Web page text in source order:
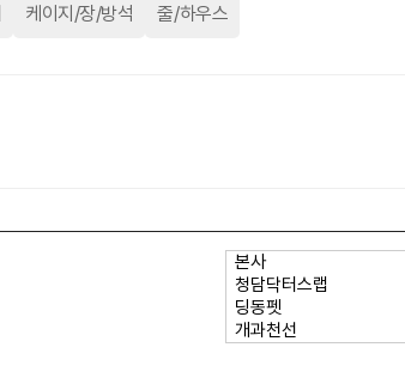
케이지/장/방석 줄/하우스